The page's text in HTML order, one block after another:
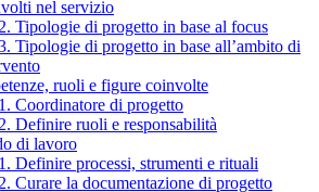
nel servizio
Tipologie di progetto in base al focus
Tipologie di progetto in base all’ambito di
ruoli e figure coinvolte
Coordinatore di progetto
Definire ruoli e responsabilità
di lavoro
Definire processi, strumenti e rituali
Curare la documentazione di progetto